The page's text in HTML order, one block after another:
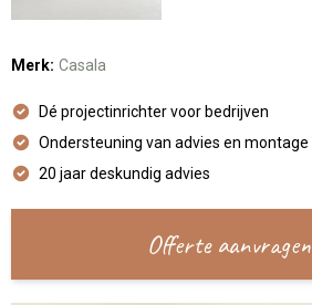
Merk: Casala
Dé projectinrichter voor bedrijven
Ondersteuning van advies en montage
20 jaar deskundig advies
Offerte aanvragen